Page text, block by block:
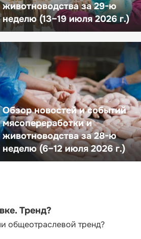
животноводства за 29-ю
неделю (13–19 июля 2026 г.)
Обзор новостей и событий
мясопереработки и
животноводства за 28-ю
неделю (6–12 июля 2026 г.)
Тренд?
общеотраслевой тренд?